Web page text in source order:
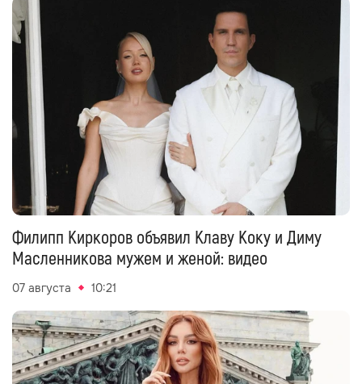
Филипп Киркоров объявил Клаву Коку и Диму
Масленникова мужем и женой: видео
07 августа 10:21